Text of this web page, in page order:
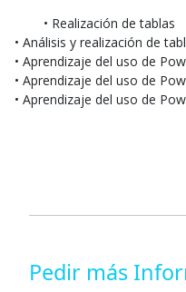
• Análisis y realización de
• Aprendizaje del uso de
• Aprendizaje del uso de
• Aprendizaje del uso de
Pedir más